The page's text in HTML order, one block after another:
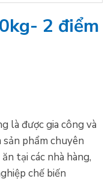
2 điểm
là được gia công và
phẩm chuyên
tại các nhà hàng,
chế biến